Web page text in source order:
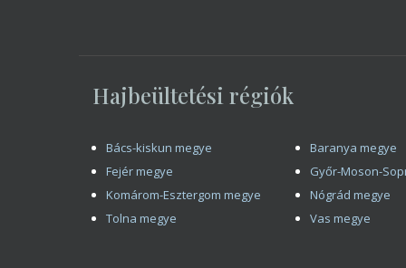
Hajbeültetési régiók
Bács-kiskun megye
Baranya megye
Fejér megye
Győr-Moson-
Komárom-Esztergom megye
Nógrád megye
Tolna megye
Vas megye